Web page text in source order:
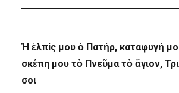
Ἡ ἐλπίς μου ὁ Πατήρ, καταφυγή
σκέπη μου τὸ Πνεῦμα τὸ ἅγιον,
σοι